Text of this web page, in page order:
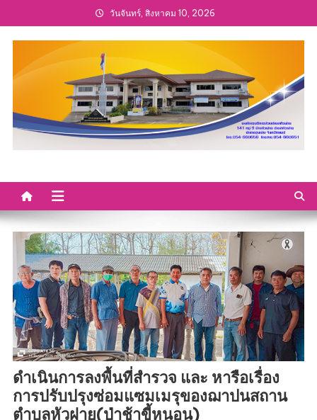
to
content
วันจันทร์, สิงหาคม 10, 2026
ดำเนินการลงพื้นที่สำรวจ และ หารือเรื่อง
การปรับปรุงซ่อมแซมเมรุของฌาปนสถาน
ตำบลหัวฝาย(ป่าช้าขี้หนอน)